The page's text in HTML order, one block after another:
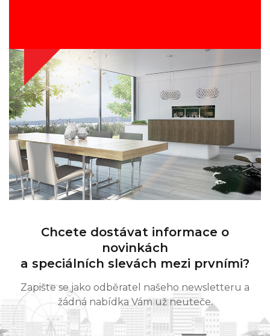
Chcete dostávat informace o
novinkách
a speciálních slevách mezi prvními?
Zapište se jako odběratel našeho newsletteru a
žádná nabídka Vám už neuteče.